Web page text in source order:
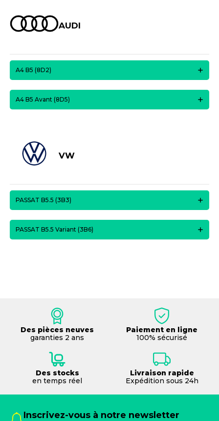
AUDI
A4 B5 (8D2)
A4 B5 Avant (8D5)
VW
PASSAT B5.5 (3B3)
PASSAT B5.5 Variant (3B6)
Des pièces neuves
garanties 2 ans
Paiement en ligne
100% sécurisé
Des stocks
en temps réel
Livraison rapide
Expédition sous 24h
Inscrivez-vous à notre newsletter